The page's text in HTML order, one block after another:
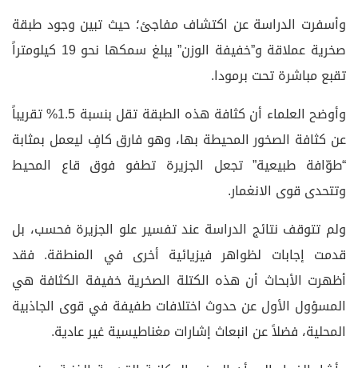
وأسفرت الدراسة عن اكتشاف مفاجئ؛ حيث تبين وجود طبقة
صخرية عملاقة و”خفيفة الوزن” يبلغ سمكها نحو 19 كيلومتراً
تقبع مباشرة تحت برمودا.
وأوضح العلماء أن كثافة هذه الطبقة تقل بنسبة 1.5% تقريباً
عن كثافة الصخور المحيطة بها، وهو فارق كافٍ ليعمل بمثابة
“طوّافة طبيعية” تجعل الجزيرة تطفو فوق قاع المحيط
وتتحدى قوى الانغمار.
ولم تتوقف نتائج الدراسة عند تفسير علو الجزيرة فحسب، بل
قدمت إجابات لظواهر فيزيائية أخرى في المنطقة. فقد
أظهرت الأبحاث أن هذه الكتلة الصخرية خفيفة الكثافة هي
المسؤول الأول عن حدوث اختلافات طفيفة في قوى الجاذبية
المحلية، فضلاً عن انبعاث إشارات مغناطيسية غير عادية.